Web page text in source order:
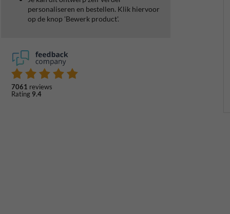
personaliseren en bestellen. Klik hiervoor
op de knop 'Bewerk product'.
7061 reviews
Rating 9.4